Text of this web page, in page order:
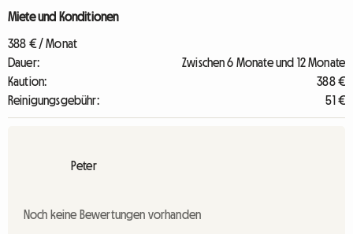
Miete und Konditionen
388 € / Monat
Dauer:
Zwischen 6 Monate und 12 Monate
Kaution:
388 €
Reinigungsgebühr:
51 €
Peter
Noch keine Bewertungen vorhanden